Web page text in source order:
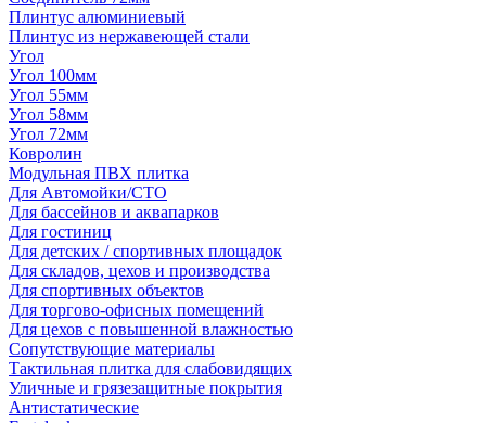
Плинтус алюминиевый
Плинтус из нержавеющей стали
Угол
Угол 100мм
Угол 55мм
Угол 58мм
Угол 72мм
Ковролин
Модульная ПВХ плитка
Для Автомойки/СТО
Для бассейнов и аквапарков
Для гостиниц
Для детских / спортивных площадок
Для складов, цехов и производства
Для спортивных объектов
Для торгово-офисных помещений
Для цехов с повышенной влажностью
Сопутствующие материалы
Тактильная плитка для слабовидящих
Уличные и грязезащитные покрытия
Антистатические